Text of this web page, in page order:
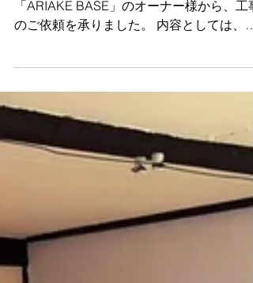
安曇野市穂高有明の温泉付き一棟貸別荘
「誘導灯」の設置及び届出業務、オリジナ
のウッドデッキの取付け、室内のカーペッ
の撤去及び床暖房対応フロアの工事で...